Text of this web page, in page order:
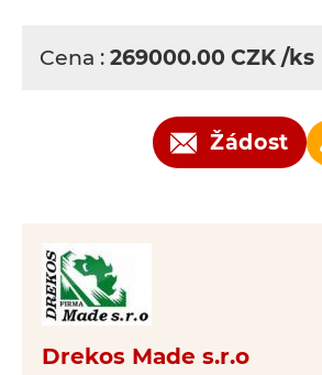
Cena : 269000.00 CZK /ks
Žádost
Drekos Made s.r.o